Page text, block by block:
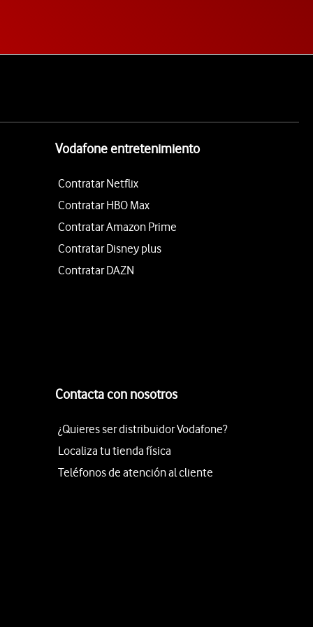
Vodafone entretenimiento
Contratar Netflix
Contratar HBO Max
Contratar Amazon Prime
Contratar Disney plus
Contratar DAZN
Contacta con nosotros
¿Quieres ser distribuidor Vodafone?
Localiza tu tienda física
Teléfonos de atención al cliente